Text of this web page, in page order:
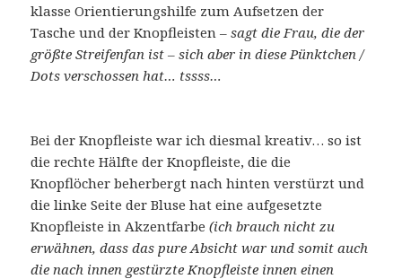
klasse Orientierungshilfe zum Aufsetzen der
Tasche und der Knopfleisten – sagt die Frau, die der
größte Streifenfan ist – sich aber in diese Pünktchen /
Dots verschossen hat… tssss…
Bei der Knopfleiste war ich diesmal kreativ… so ist
die rechte Hälfte der Knopfleiste, die die
Knopflöcher beherbergt nach hinten verstürzt und
die linke Seite der Bluse hat eine aufgesetzte
Knopfleiste in Akzentfarbe(ich brauch nicht zu
erwähnen, dass das pure Absicht war und somit auch
die nach innen gestürzte Knopfleiste innen einen